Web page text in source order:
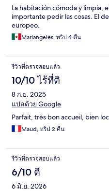
La habitación cómoda y limpia,
importante pedir las cosas. El
europeo.
Mariangeles, ทริป 4 คืน
รีวิวที่ตรวจสอบแล้ว
10/10 ไร้ที่ติ
8 ก.ย. 2025
แปลด้วย Google
Parfait, très bon accueil, bien
Maud, ทริป 2 คืน
รีวิวที่ตรวจสอบแล้ว
6/10 ดี
6 มิ.ย. 2026